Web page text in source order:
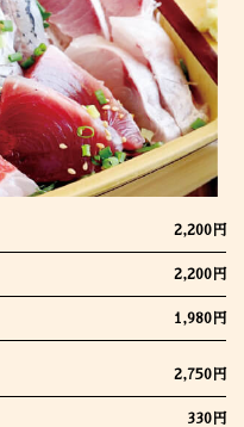
2,200円
2,200円
1,980円
2,750円
330円